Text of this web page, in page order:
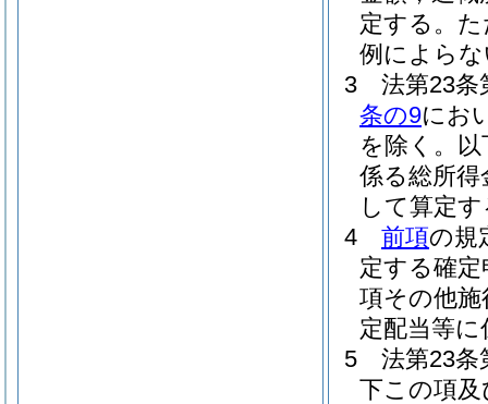
定する。 た
例によら
3
法第23条
条の9にお
を除く。
係る総所得
して算定
4
前項の規
定する確
項その他
定配当等
5
法第23条
下この項及